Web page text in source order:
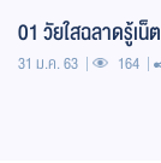
01 วัยใสฉลาดรู้เ
31 ม.ค. 63 164